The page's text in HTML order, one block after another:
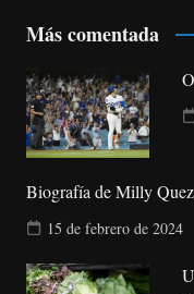
Más comentada
Biografía de Milly
15 de febrero de 2024